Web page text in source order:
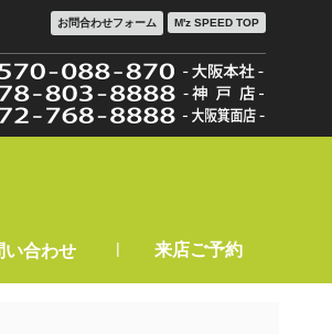
お問合わせフォーム M'z SPEED TOP
い合わせ | 来店ご予約